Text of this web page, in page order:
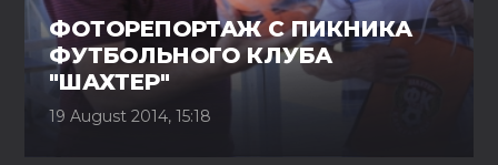
ФОТОРЕПОРТАЖ С ПИКНИКА
ФУТБОЛЬНОГО КЛУБА
"ШАХТЕР"
19 August 2014, 15:18